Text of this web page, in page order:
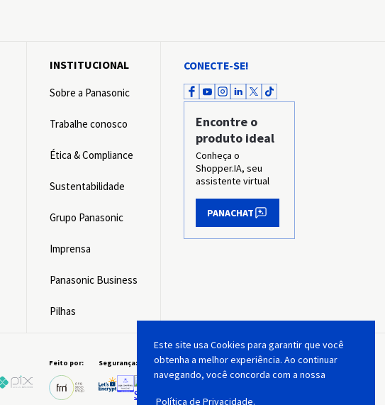
Este site usa Cookies para garantir que você
obtenha a melhor experiência. Ao continuar
navegando, você concorda com a nossa
Política de Privacidade.
INSTITUCIONAL
Sobre a Panasonic
Trabalhe conosco
Ética & Compliance
Sustentabilidade
Grupo Panasonic
Imprensa
Panasonic Business
Pilhas
CONECTE-SE!
Encontre o
produto ideal
Conheça o
Shopper.IA, seu
assistente virtual
PANACHAT
Feito por: Segurança: Plataforma: